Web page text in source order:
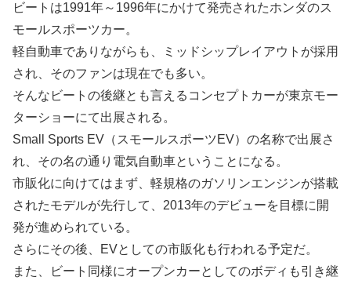
ビートは1991年～1996年にかけて発売されたホンダのス
モールスポーツカー。
軽自動車でありながらも、ミッドシップレイアウトが採用
され、そのファンは現在でも多い。
そんなビートの後継とも言えるコンセプトカーが東京モー
ターショーにて出展される。
Small Sports EV（スモールスポーツEV）の名称で出展さ
れ、その名の通り電気自動車ということになる。
市販化に向けてはまず、軽規格のガソリンエンジンが搭載
されたモデルが先行して、2013年のデビューを目標に開
発が進められている。
さらにその後、EVとしての市販化も行われる予定だ。
また、ビート同様にオープンカーとしてのボディも引き継